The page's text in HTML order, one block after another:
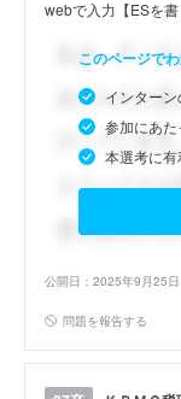
webで入力【ESを
このページで
インター
参加にあ
本選考に
公開日：2025年9月25日
問題を報告する